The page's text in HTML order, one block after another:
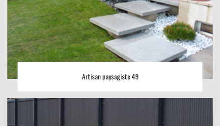
Artisan paysagiste 49